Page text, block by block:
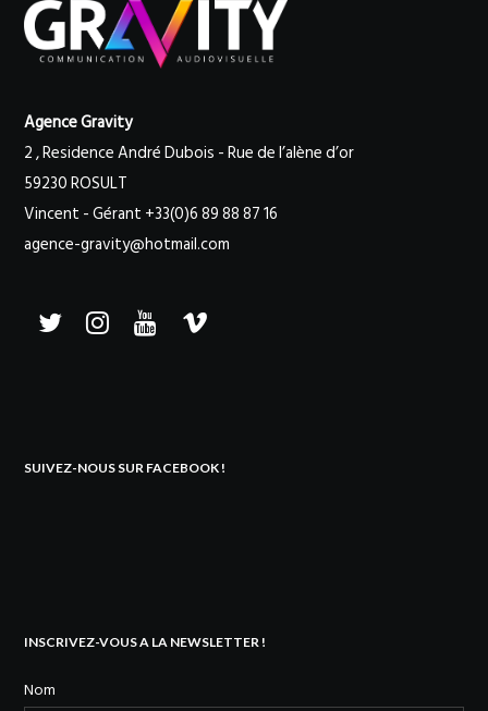
Agence Gravity
2 , Residence André Dubois - Rue de l’alène d’or
59230 ROSULT
Vincent - Gérant +33(0)6 89 88 87 16
agence-gravity@hotmail.com
SUIVEZ-NOUS SUR FACEBOOK !
INSCRIVEZ-VOUS A LA NEWSLETTER !
Nom